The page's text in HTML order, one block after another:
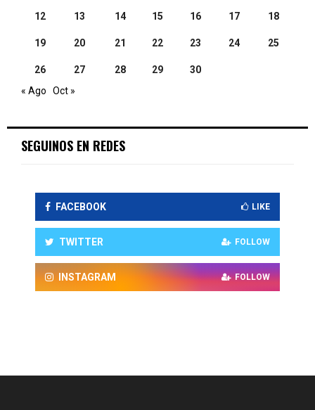
12 13 14 15 16 17 18
19 20 21 22 23 24 25
26 27 28 29
30
« Ago
Oct »
SEGUINOS EN REDES
FACEBOOK LIKE
TWITTER FOLLOW
INSTAGRAM FOLLOW